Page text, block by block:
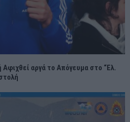
αργά το Απόγευμα στο “Ελ.